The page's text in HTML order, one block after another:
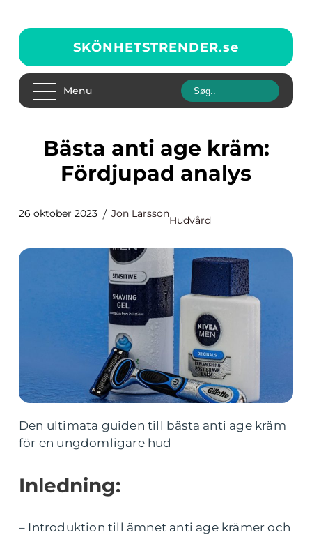
SKÖNHETSTRENDER.se
Menu
Bästa anti age kräm:
Fördjupad analys
26 oktober 2023 Jon Larsson
Hudvård
Den ultimata guiden till bästa anti age kräm
för en ungdomligare hud
Inledning:
– Introduktion till ämnet anti age krämer och